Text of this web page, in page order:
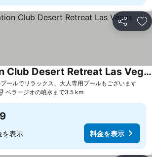
シェア お
ールでリラックス、大人専用プールもございます
Hilton Vacation Club Desert Retreat Las Vegas
ベラージオの噴水まで3.5 km
を表示 料金を表示